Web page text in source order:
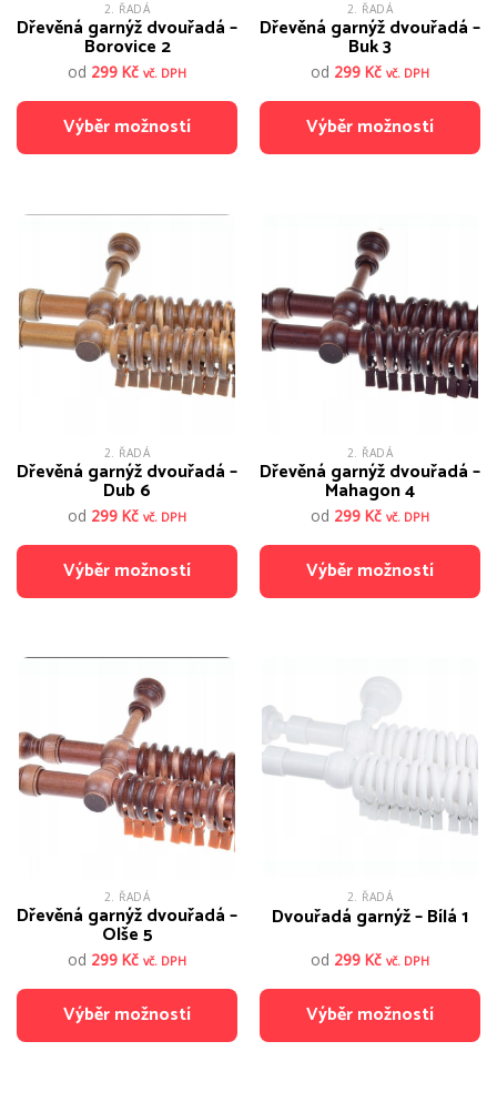
2. ŘADÁ
Dřevěná garnýž dvouřadá –
Borovice 2
od 299 Kč vč. DPH
Výběr možností
má
více
variant.
Možnosti
lze
vybrat
na
stránce
produktu
2. ŘADÁ
Dřevěná garnýž dvouřadá –
Buk 3
od 299 Kč vč. DPH
Výběr možností
více
variant.
Možnosti
lze
vybrat
na
stránce
produktu
2. ŘADÁ
Dřevěná garnýž dvouřadá –
Dub 6
od 299 Kč vč. DPH
Výběr možností
má
více
variant.
Možnosti
lze
vybrat
na
stránce
produktu
2. ŘADÁ
Dřevěná garnýž dvouřadá –
Mahagon 4
od 299 Kč vč. DPH
Výběr možností
více
Možnosti
vybrat
na
stránce
2. ŘADÁ
Dřevěná garnýž dvouřadá –
Olše 5
od 299 Kč vč. DPH
Výběr možností
2. ŘADÁ
Dvouřadá garnýž – Bílá 1
od 299 Kč vč. DPH
Výběr možností